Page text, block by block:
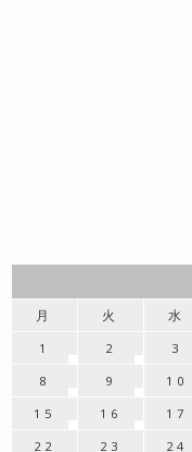
月 火 水
1 2 3
8
9 10
15
16 17
22
23 24